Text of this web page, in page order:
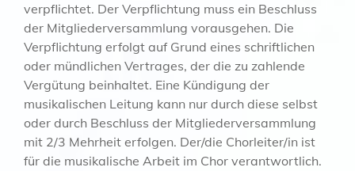
verpflichtet. Der Verpflichtung muss ein Beschluss
der Mitgliederversammlung vorausgehen. Die
Verpflichtung erfolgt auf Grund eines schriftlichen
oder mündlichen Vertrages, der die zu zahlende
Vergütung beinhaltet. Eine Kündigung der
musikalischen Leitung kann nur durch diese selbst
oder durch Beschluss der Mitgliederversammlung
mit 2/3 Mehrheit erfolgen. Der/die Chorleiter/in ist
für die musikalische Arbeit im Chor verantwortlich.